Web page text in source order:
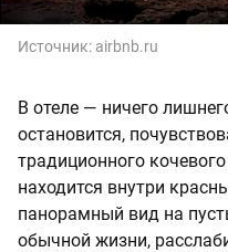
Источник: airbnb.ru
В отеле — ничего
остановится,
традиционного
находится внутри
панорамный вид на
обычной жизни,